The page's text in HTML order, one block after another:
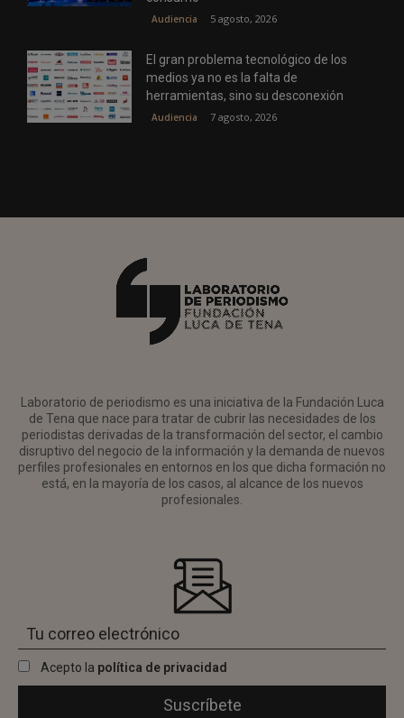
Audiencia 5 agosto, 2026
El gran problema tecnológico de los
medios ya no es la falta de
herramientas, sino su desconexión
Audiencia 7 agosto, 2026
Laboratorio de periodismo es una iniciativa de la Fundación Luca
de Tena que nace para tratar de cubrir las necesidades de los
periodistas derivadas de la transformación del sector, el cambio
disruptivo del negocio de la información y la demanda de nuevos
perfiles profesionales en entornos en los que dicha formación no
está, en la mayoría de los casos, al alcance de los nuevos
profesionales.
Acepto la política de privacidad